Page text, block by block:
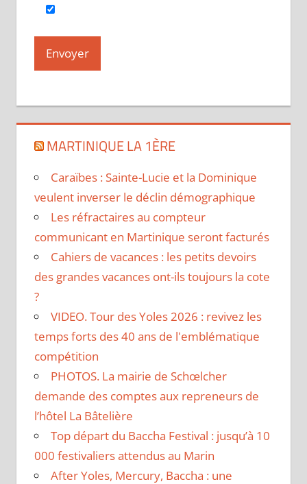
MARTINIQUE LA 1ÈRE
Caraïbes : Sainte-Lucie et la Dominique
veulent inverser le déclin démographique
Les réfractaires au compteur
communicant en Martinique seront facturés
Cahiers de vacances : les petits devoirs
des grandes vacances ont-ils toujours la cote
?
VIDEO. Tour des Yoles 2026 : revivez les
temps forts des 40 ans de l'emblématique
compétition
PHOTOS. La mairie de Schœlcher
demande des comptes aux repreneurs de
l’hôtel La Bâtelière
Top départ du Baccha Festival : jusqu’à 10
000 festivaliers attendus au Marin
After Yoles, Mercury, Baccha : une